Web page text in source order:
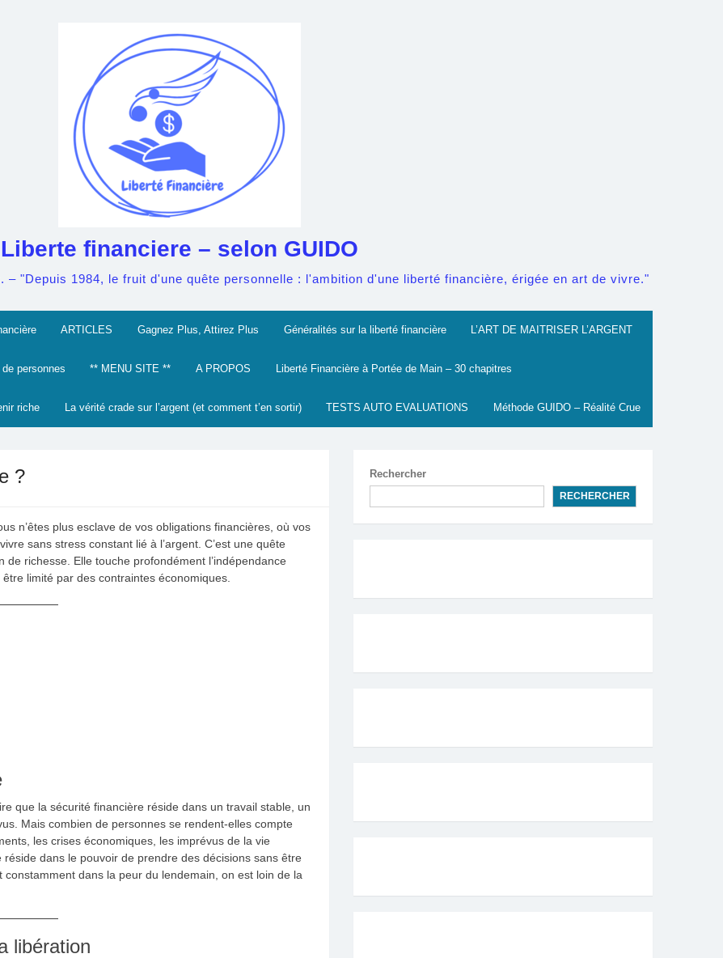
Liberte financiere – selon GUIDO
"Depuis 1984, le fruit d'une quête personnelle : l'ambition d'une liberté financière, érigée en art de vivre."
ARTICLES Gagnez Plus, Attirez Plus Généralités sur la liberté financière L’ART DE MAITRISER L’ARGENT
personnes ** MENU SITE ** A PROPOS Liberté Financière à Portée de Main – 30 chapitres
riche La vérité crade sur l’argent (et comment t’en sortir) TESTS AUTO EVALUATIONS Méthode GUIDO – Réalité Crue
?
n’êtes plus esclave de vos obligations financières, où vos
sans stress constant lié à l’argent. C’est une quête
richesse. Elle touche profondément l’indépendance
limité par des contraintes économiques.
que la sécurité financière réside dans un travail stable, un
Mais combien de personnes se rendent-elles compte
les crises économiques, les imprévus de la vie
dans le pouvoir de prendre des décisions sans être
dans la peur du lendemain, on est loin de la
libération
Rechercher
RECHERCHER